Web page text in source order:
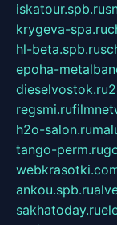
iskatour.spb.ru
krygeva-spa.ru
hl-beta.spb.ru
epoha-
dieselvostok.ru
regsmi.ru
h2o-salon.ru
tango-perm.ru
ankou.spb.ru
sakhatoday.ru